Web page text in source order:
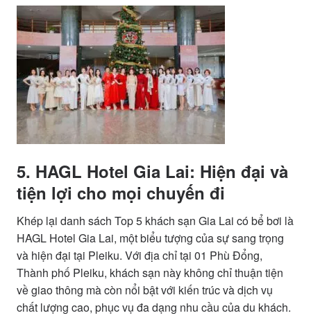
5. HAGL Hotel Gia Lai: Hiện đại và
tiện lợi cho mọi chuyến đi
Khép lại danh sách Top 5 khách sạn Gia Lai có bể bơi là
HAGL Hotel Gia Lai, một biểu tượng của sự sang trọng
và hiện đại tại Pleiku. Với địa chỉ tại 01 Phù Đổng,
Thành phố Pleiku, khách sạn này không chỉ thuận tiện
về giao thông mà còn nổi bật với kiến trúc và dịch vụ
chất lượng cao, phục vụ đa dạng nhu cầu của du khách.